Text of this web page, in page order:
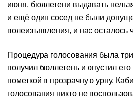
июня, бюллетени выдавать
и ещё один сосед не были
волеизъявления, и нас осталось
Процедура голосования была
получил бюллетень и опустил
пометкой в прозрачную урну.
голосования никто не